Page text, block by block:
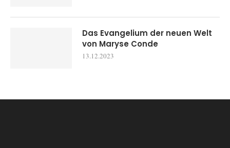
Das Evangelium der neuen Welt
von Maryse Conde
13.12.2023